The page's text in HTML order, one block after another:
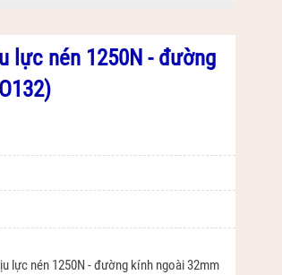
lực nén 1250N - đường
lực nén 1250N - đường kính ngoài 32mm